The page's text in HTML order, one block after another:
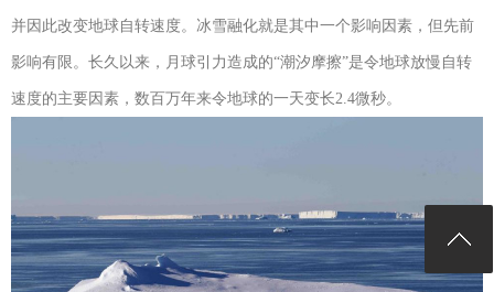
并因此改变地球自转速度。冰雪融化就是其中一个影响因素，但先前
影响有限。长久以来，月球引力造成的“潮汐摩擦”是令地球放慢自转
速度的主要因素，数百万年来令地球的一天变长2.4微秒。